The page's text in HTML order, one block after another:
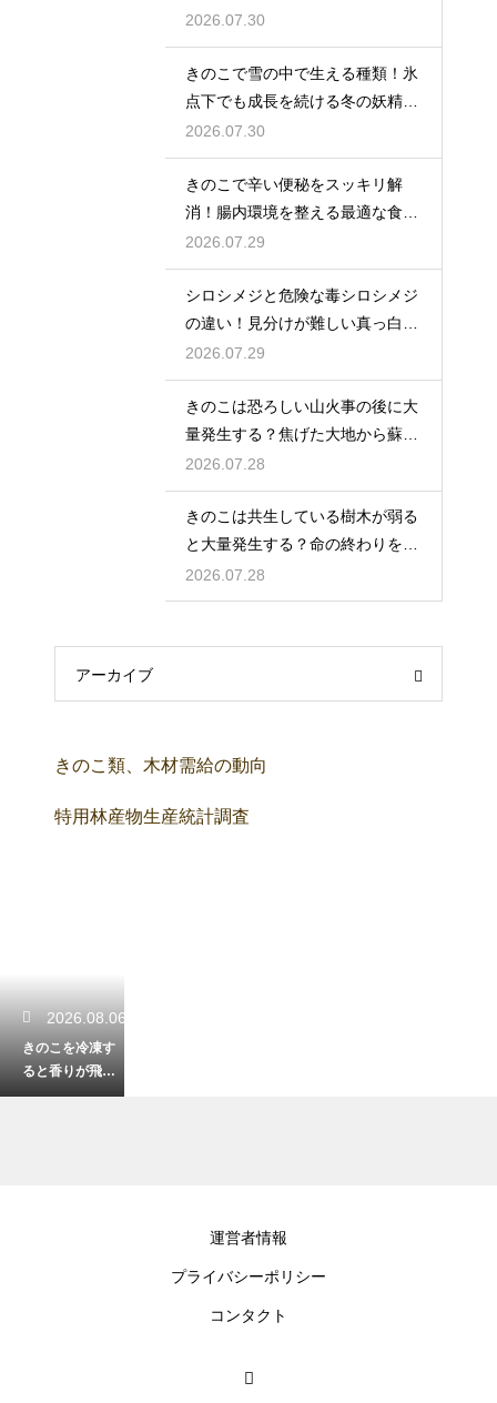
の好み
2026.07.30
きのこで雪の中で生える種類！氷
点下でも成長を続ける冬の妖精た
ちのたくましさ
2026.07.30
きのこで辛い便秘をスッキリ解
消！腸内環境を整える最適な食べ
方
2026.07.29
シロシメジと危険な毒シロシメジ
の違い！見分けが難しい真っ白な
姿に要注意
2026.07.29
きのこは恐ろしい山火事の後に大
量発生する？焦げた大地から蘇る
種類
2026.07.28
きのこは共生している樹木が弱る
と大量発生する？命の終わりを告
げるサイン
2026.07.28
アーカイブ
きのこ類、木材需給の動向
特用林産物生産統計調査
2026.08.06
きのこを冷凍す
ると香りが飛ぶ
のを防ぐ！風味
運営者情報
プライバシーポリシー
コンタクト